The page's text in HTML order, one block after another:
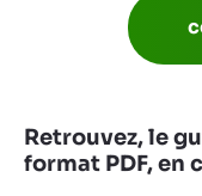
Retrouvez, le
format PDF, en